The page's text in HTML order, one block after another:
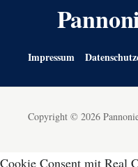
Impressum
Copyright © 2026
Cookie Consent mit Real